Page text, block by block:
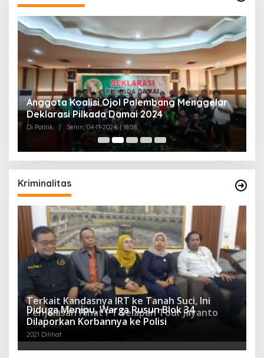
Anggota Koalisi Ojol Palembang Menggelar
Deklarasi Pilkada Damai 2024
Di Politik | Senin, 04-11-2024, | 18:58,
Kriminalitas
Terkait Kandasnya IRT ke Tanah Suci, Ini
Penjelasan Pihat PT Selapan Tour Jayanto
2234 Dilihat
Diduga Menipu, Warga Rusun Blok 34
Dilaporkan Korbannya ke Polisi
2021 Dilihat